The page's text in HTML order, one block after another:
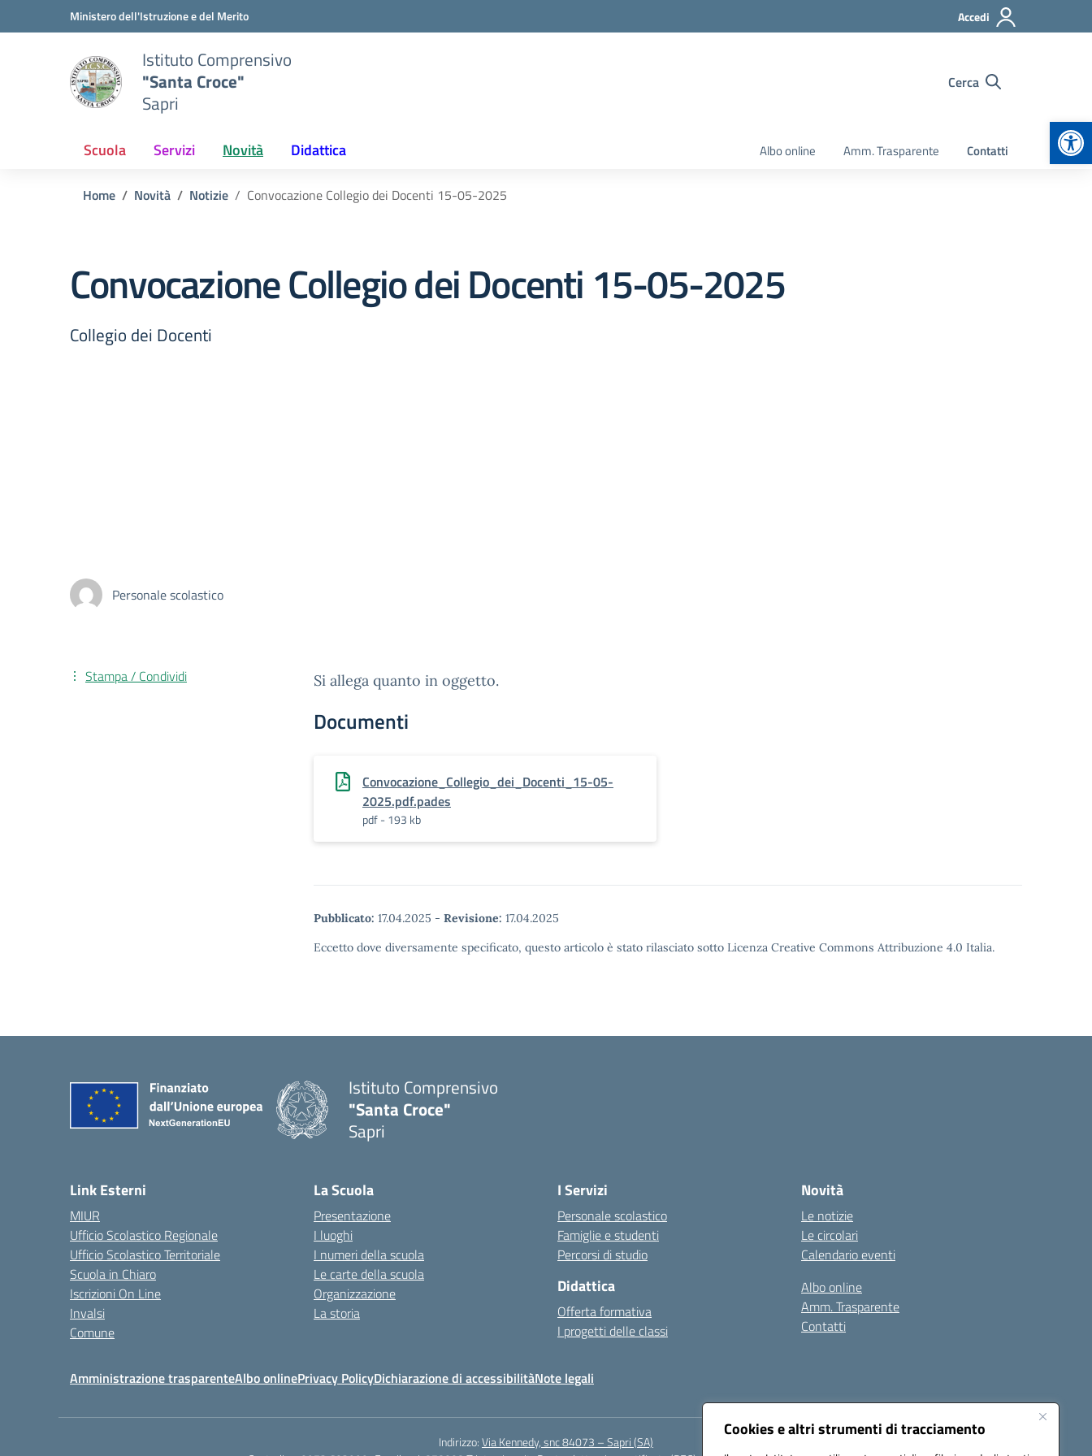
Cookies e altri strumenti di tracciamento
Vai ai contenuti
Vai al menu di navigazioneMinistero dell'Istruzione e del Merito Accedi
Istituto Comprensivo
"Santa Croce"
Sapri
Cerca
Scuola Servizi Novità Didattica Albo online Amm. Trasparente Contatti
Home Novità Notizie Convocazione Collegio dei Docenti 15-05-2025
Convocazione Collegio dei Docenti 15-05-2025
Collegio dei Docenti
Personale scolastico
Si allega quanto in oggetto.
Documenti
Convocazione_Collegio_dei_Docenti_15-05-
2025.pdf.pades
pdf - 193 kb
Pubblicato: 17.04.2025 - Revisione: 17.04.2025
Eccetto dove diversamente specificato, questo articolo è stato rilasciato sotto Licenza Creative Commons Attribuzione 4.0 Italia.
Stampa / Condividi
Istituto Comprensivo
"Santa Croce"
Sapri
Link Esterni
MIUR
Ufficio Scolastico Regionale
Ufficio Scolastico Territoriale
Scuola in Chiaro
Iscrizioni On Line
Invalsi
Comune
La Scuola
Presentazione
I luoghi
I numeri della scuola
Le carte della scuola
Organizzazione
La storia
I Servizi
Personale scolastico
Famiglie e studenti
Percorsi di studio
Didattica
Offerta formativa
I progetti delle classi
Novità
Le notizie
Le circolari
Calendario eventi
Albo online
Amm. Trasparente
Contatti
Amministrazione trasparenteAlbo onlinePrivacy PolicyDichiarazione di accessibilitàNote legali
Indirizzo:Via Kennedy, snc 84073 – Sapri (SA)